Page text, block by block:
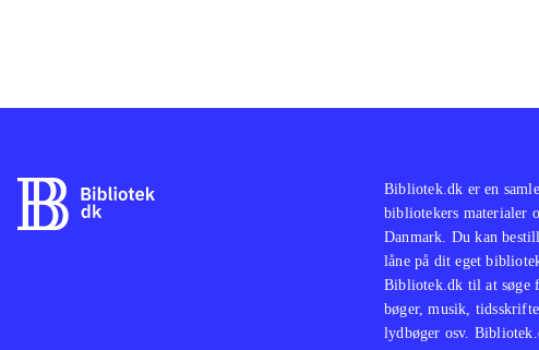
Bibliotek.dk er en
bibliotekers materialer
Danmark. Du kan
låne på dit eget
Bibliotek.dk til at søge
bøger, musik,
lydbøger osv.